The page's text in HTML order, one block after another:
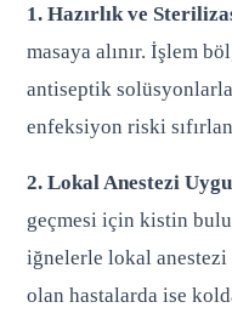
1. Hazırlık ve
masaya alınır. İşlem
antiseptik
enfeksiyon riski
2. Lokal Anestezi
geçmesi için kistin
iğnelerle lokal anestezi
olan hastalarda ise